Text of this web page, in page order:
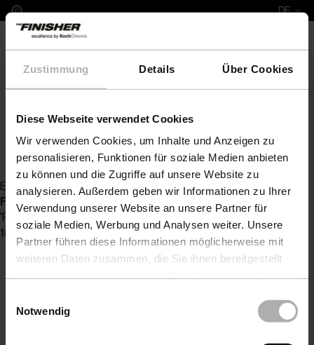
Zustimmung Details Über Cookies
Diese Webseite verwendet Cookies
Wir verwenden Cookies, um Inhalte und Anzeigen zu
personalisieren, Funktionen für soziale Medien anbieten
zu können und die Zugriffe auf unsere Website zu
analysieren. Außerdem geben wir Informationen zu Ihrer
Verwendung unserer Website an unsere Partner für
soziale Medien, Werbung und Analysen weiter. Unsere
Partner führen diese Informationen möglicherweise mit
weiteren Daten zusammen, die Sie ihnen bereitgestellt
Einstellungen zu den Cookies finden Sie unter
Notwendig
DE
COLOURLOCK Lederpflege
COLOURLOCK
Zurück zur Artikelübersicht
Es wurde kein Artikel zu Ihrer Anfrage gefunden
Fatal error
: Uncaught Exception: Serialization of
'ReflectionProperty' is not allowed in [no active file]:0 Stack
trace: #0 {main} thrown in[no active file]on line0